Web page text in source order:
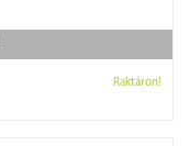
Raktáron!